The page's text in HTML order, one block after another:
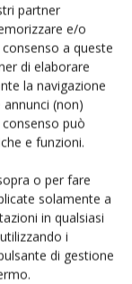
partner
e/o
a queste
di elaborare
la navigazione
(non)
può
e funzioni.
o per fare
solamente a
in qualsiasi
i
di gestione